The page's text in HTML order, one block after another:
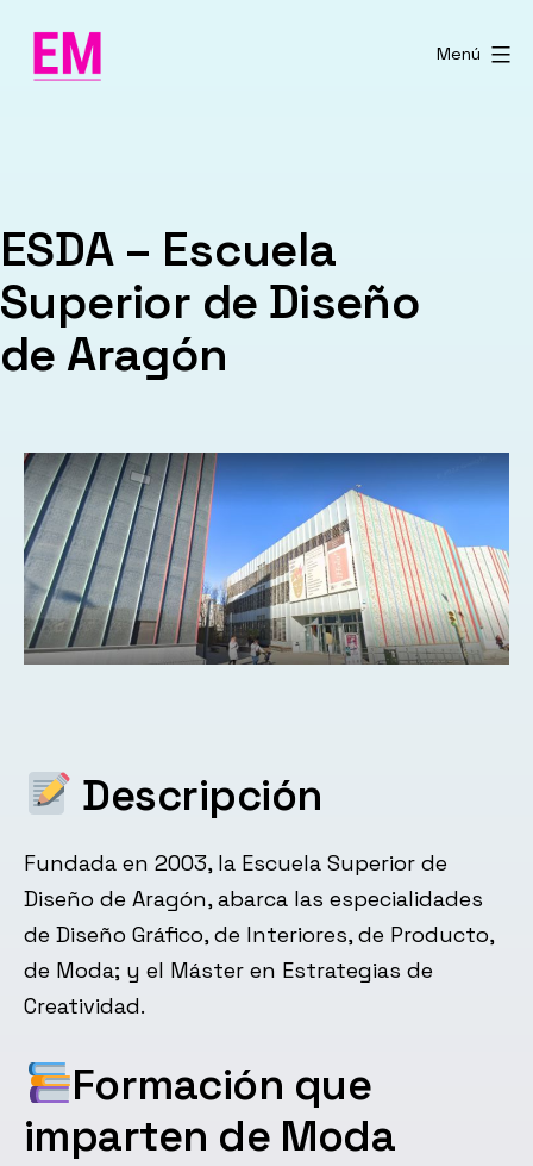
contenido
Menú
ESDA – Escuela
Superior de Diseño
de Aragón
Descripción
Fundada en 2003, la Escuela Superior de
Diseño de Aragón, abarca las especialidades
de Diseño Gráfico, de Interiores, de Producto,
de Moda; y el Máster en Estrategias de
Creatividad.
Formación que
imparten de Moda